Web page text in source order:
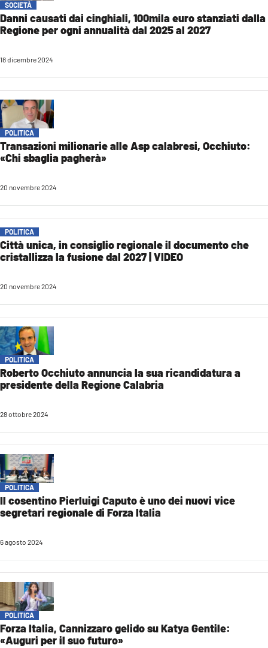
LACTV.IT
LACONAIR.IT
ILVIBONESE.IT
CATANZAROCHANNEL.IT
LACAPITALENEWS.IT
APPLE
SOCIETÀ
Danni causati dai cinghiali, 100mila euro stanziati dalla
Regione per ogni annualità dal 2025 al 2027
18 dicembre 2024
POLITICA
Transazioni milionarie alle Asp calabresi, Occhiuto:
«Chi sbaglia pagherà»
20 novembre 2024
POLITICA
Città unica, in consiglio regionale il documento che
cristallizza la fusione dal 2027 | VIDEO
20 novembre 2024
POLITICA
Roberto Occhiuto annuncia la sua ricandidatura a
presidente della Regione Calabria
28 ottobre 2024
POLITICA
Il cosentino Pierluigi Caputo è uno dei nuovi vice
segretari regionale di Forza Italia
6 agosto 2024
POLITICA
Forza Italia, Cannizzaro gelido su Katya Gentile:
«Auguri per il suo futuro»